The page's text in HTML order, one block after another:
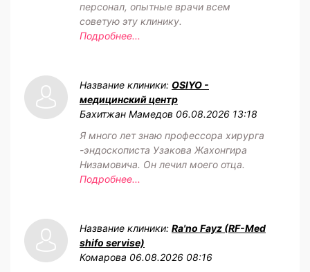
персонал, опытные врачи всем
советую эту клинику.
Подробнее...
Название клиники: OSIYO -
медицинский центр
Бахитжан Мамедов 06.08.2026 13:18
Я много лет знаю профессора хирурга
-эндоскописта Узакова Жахонгира
Низамовича. Он лечил моего отца.
Подробнее...
Название клиники: Ra'no Fayz (RF-Med
shifo servise)
Комарова 06.08.2026 08:16